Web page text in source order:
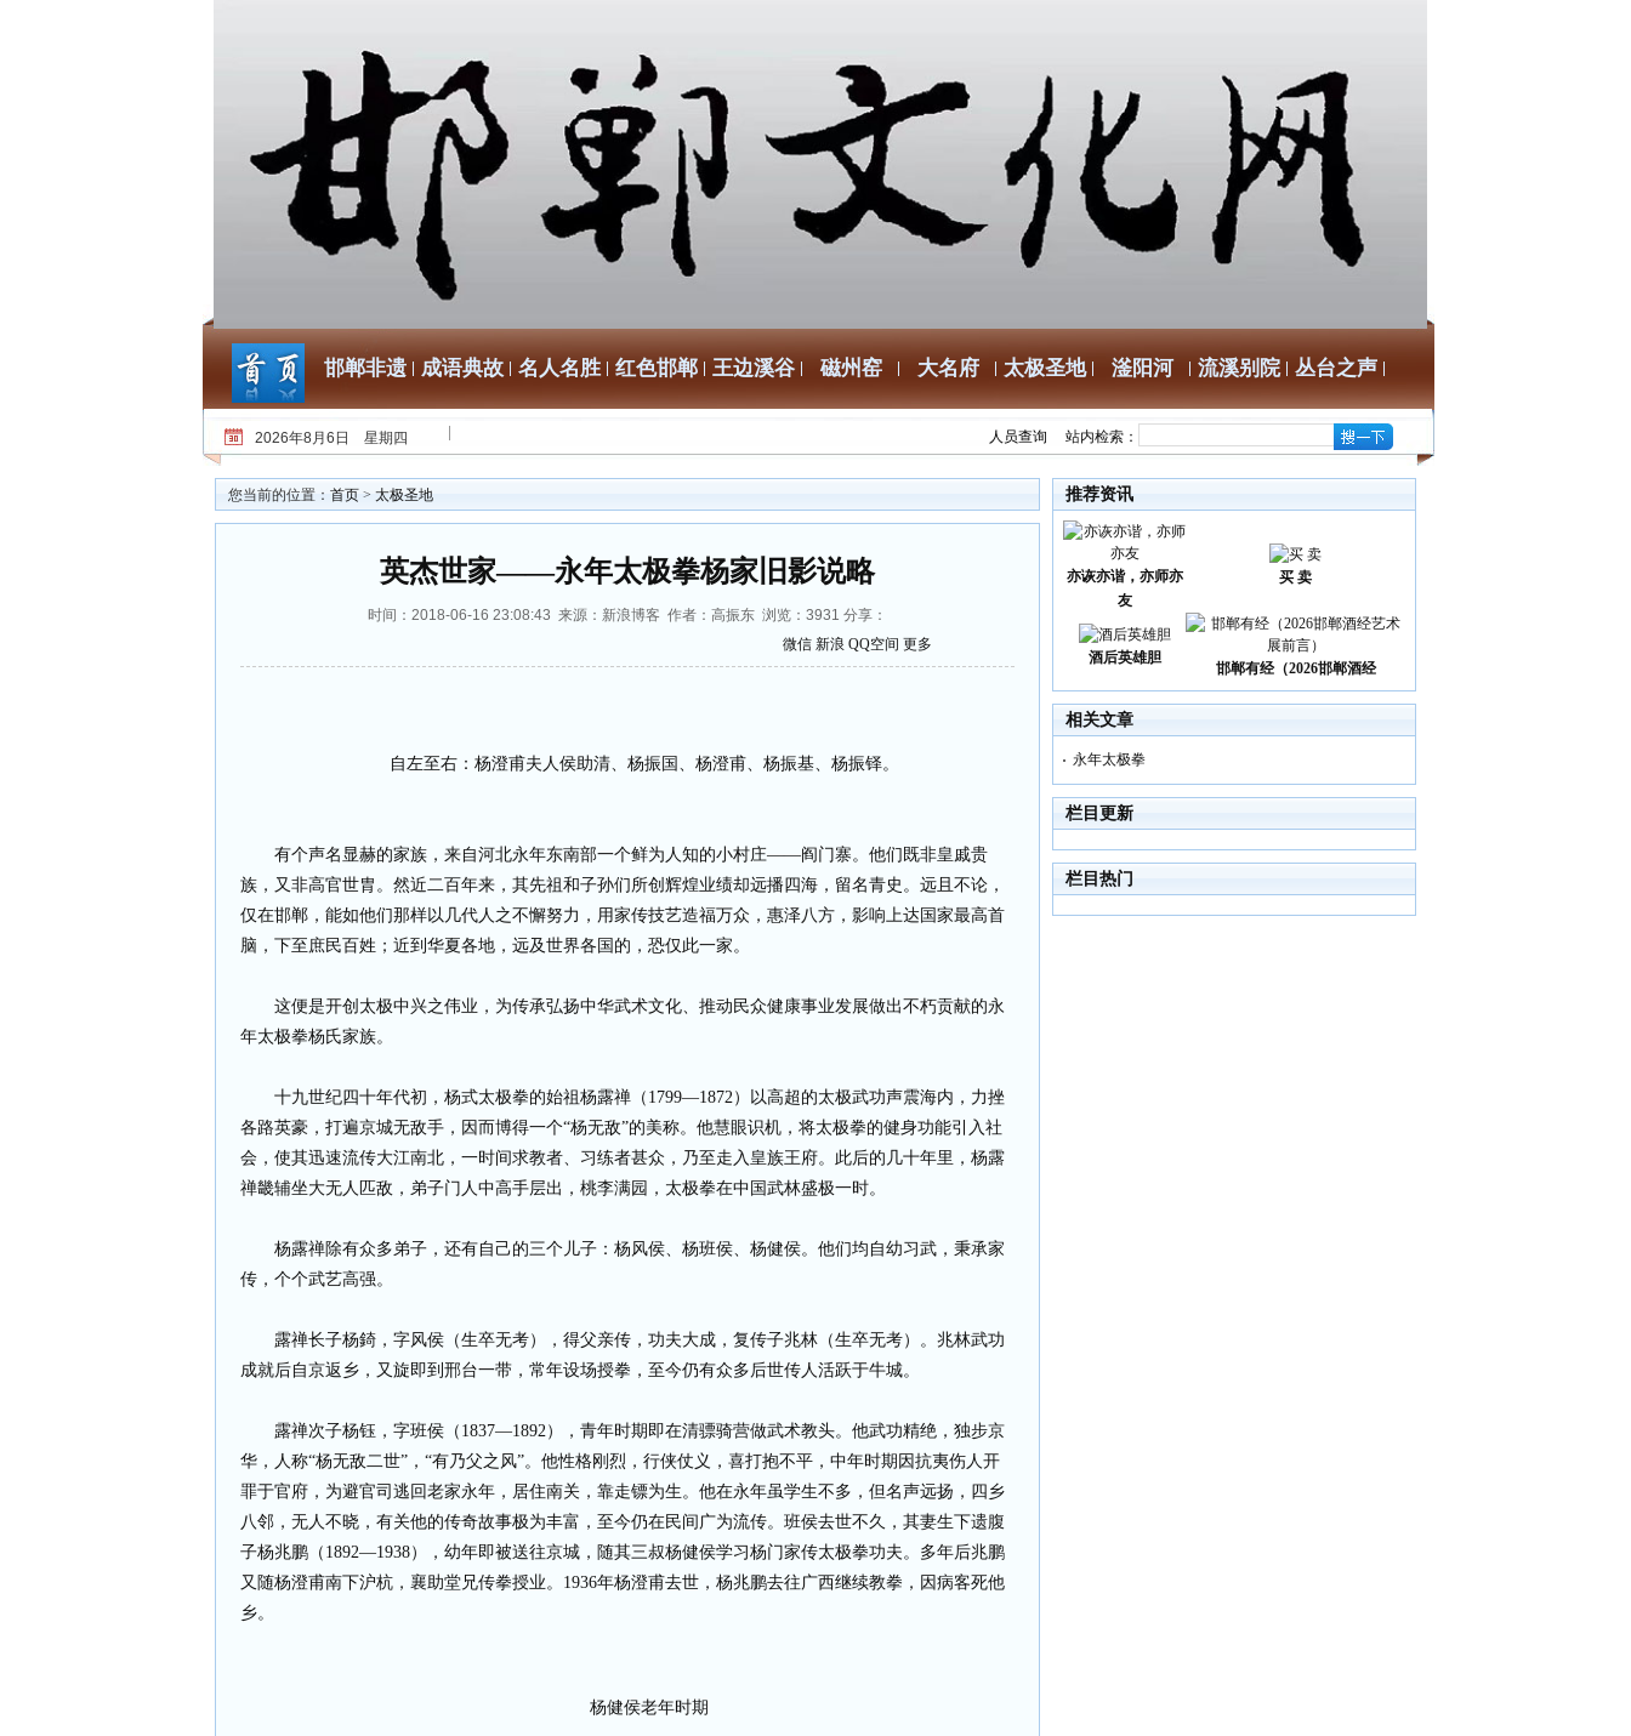
邯郸非遗 成语典故 名人名胜 红色邯郸 王边溪谷 磁州窑 大名府 太极圣地 滏阳河 流溪别院 丛台之声
2026年8月6日 星期四 人员查询 站内检索：
您当前的位置： 首页 > 太极圣地
英杰世家——永年太极拳杨家旧影说略
时间：2018-06-16 23:08:43 来源：新浪博客 作者：高振东 浏览： 3931 分享：
微信 新浪 QQ空间 更多
自左至右：杨澄甫夫人侯助清、杨振国、杨澄甫、杨振基、杨振铎。
有个声名显赫的家族，来自河北永年东南部一个鲜为人知的小村庄——阎门寨。他们既非皇戚贵
族，又非高官世胄。然近二百年来，其先祖和子孙们所创辉煌业绩却远播四海，留名青史。远且不论，
仅在邯郸，能如他们那样以几代人之不懈努力，用家传技艺造福万众，惠泽八方，影响上达国家最高首
脑，下至庶民百姓；近到华夏各地，远及世界各国的，恐仅此一家。
这便是开创太极中兴之伟业，为传承弘扬中华武术文化、推动民众健康事业发展做出不朽贡献的永
年太极拳杨氏家族。
十九世纪四十年代初，杨式太极拳的始祖杨露禅（1799—1872）以高超的太极武功声震海内，力挫
各路英豪，打遍京城无敌手，因而博得一个“杨无敌”的美称。他慧眼识机，将太极拳的健身功能引入社
会，使其迅速流传大江南北，一时间求教者、习练者甚众，乃至走入皇族王府。此后的几十年里，杨露
禅畿辅坐大无人匹敌，弟子门人中高手层出，桃李满园，太极拳在中国武林盛极一时。
杨露禅除有众多弟子，还有自己的三个儿子：杨风侯、杨班侯、杨健侯。他们均自幼习武，秉承家
传，个个武艺高强。
露禅长子杨錡，字风侯（生卒无考），得父亲传，功夫大成，复传子兆林（生卒无考）。兆林武功
成就后自京返乡，又旋即到邢台一带，常年设场授拳，至今仍有众多后世传人活跃于牛城。
露禅次子杨钰，字班侯（1837—1892），青年时期即在清骠骑营做武术教头。他武功精绝，独步京
华，人称“杨无敌二世”，“有乃父之风”。他性格刚烈，行侠仗义，喜打抱不平，中年时期因抗夷伤人开
罪于官府，为避官司逃回老家永年，居住南关，靠走镖为生。他在永年虽学生不多，但名声远扬，四乡
八邻，无人不晓，有关他的传奇故事极为丰富，至今仍在民间广为流传。班侯去世不久，其妻生下遗腹
子杨兆鹏（1892—1938），幼年即被送往京城，随其三叔杨健侯学习杨门家传太极拳功夫。多年后兆鹏
又随杨澄甫南下沪杭，襄助堂兄传拳授业。1936年杨澄甫去世，杨兆鹏去往广西继续教拳，因病客死他
乡。
杨健侯老年时期
推荐资讯
亦诙亦谐，亦师亦
友
买 卖
酒后英雄胆
邯郸有经（2026邯郸酒经
相关文章
永年太极拳
栏目更新
栏目热门